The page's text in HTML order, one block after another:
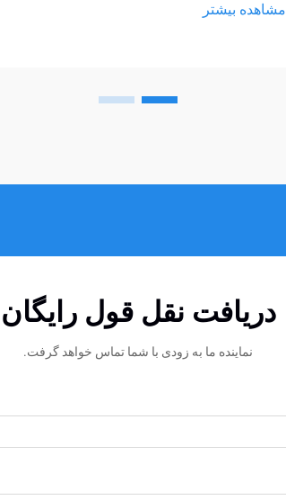
تبلیغات، گفتگوهای غیررسمی یا تجربیات کوتاه
مشاهده بیشتر
دریافت نقل قول رایگان
نماینده ما به زودی با شما تماس خواهد گرفت.